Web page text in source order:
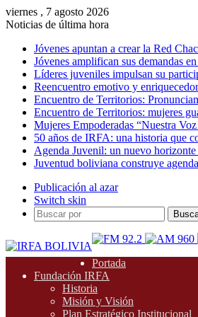
viernes , 7 agosto 2026
Noticias de última hora
Jóvenes apuntan a crear la Red
Jóvenes amplifican sus demandas
Líderes juveniles impulsan su
Reencuentro emotivo y
Encuentro de Territorios:
Encuentro de Territorios: mujeres
Mujeres Empoderadas “Nuestra Voz
50 años de IRFA: una historia que
Agenda Juvenil: un nuevo
Juventud boliviana construye
Publicación al azar
Switch skin
Portada
Fundación IRFA
Historia
Misión y Visión
Plan Estratégico Institucional